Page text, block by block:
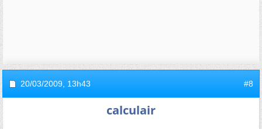
20/03/2009, 13h43 #8
calculair